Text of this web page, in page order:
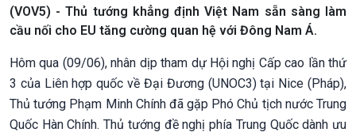
(VOV5) - Thủ tướng khẳng định Việt Nam sẵn sàng làm
cầu nối cho EU tăng cường quan hệ với Đông Nam Á.
Hôm qua (09/06), nhân dịp tham dự Hội nghị Cấp cao lần thứ
3 của Liên hợp quốc về Đại Đương (UNOC3) tại Nice (Pháp),
Thủ tướng Phạm Minh Chính đã gặp Phó Chủ tịch nước Trung
Quốc Hàn Chính. Thủ tướng đề nghị phía Trung Quốc dành ưu